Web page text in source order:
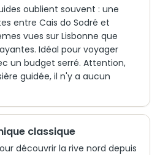
oublient souvent : une
entre Cais do Sodré et
vues sur Lisbonne que
Idéal pour voyager
un budget serré. Attention,
guidée, il n'y a aucun
classique
découvrir la rive nord depuis